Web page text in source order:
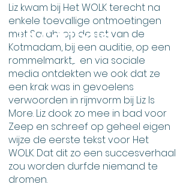
Liz kwam bij Het WOLK terecht na
enkele toevallige ontmoetingen
met Sarah; op de set van de
Kotmadam, bij een auditie, op een
rommelmarkt,... en via sociale
media ontdekten we ook dat ze
een krak was in gevoelens
verwoorden in rijmvorm bij Liz Is
More. Liz dook zo mee in bad voor
Zeep en schreef op geheel eigen
wijze de eerste tekst voor Het
WOLK. Dat dit zo een succesverhaal
zou worden durfde niemand te
dromen.
Liz Corthals